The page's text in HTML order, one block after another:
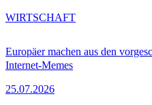
Europäer machen aus den
Internet-Memes
25.07.2026
WIRTSCHAFT